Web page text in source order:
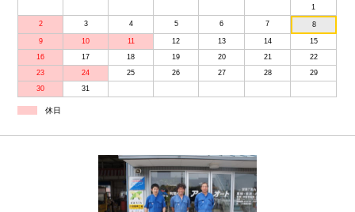
1
2 3 4 5 6 7 8
9 10 11 12 13 14
15
16
17 18 19 20 21
22
23
24 25 26 27 28
29
30
31
休日